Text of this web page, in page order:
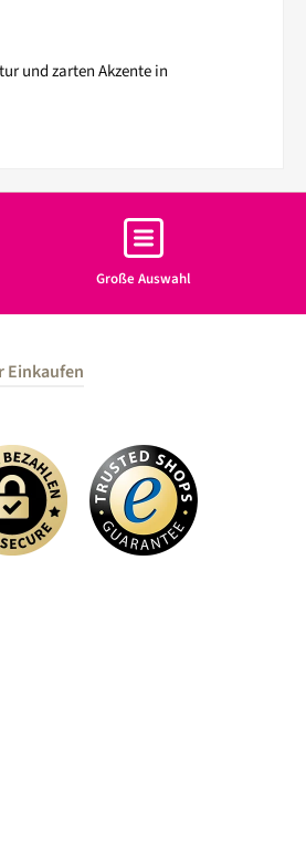
und zarten Akzente in
Große Auswahl
Einkaufen